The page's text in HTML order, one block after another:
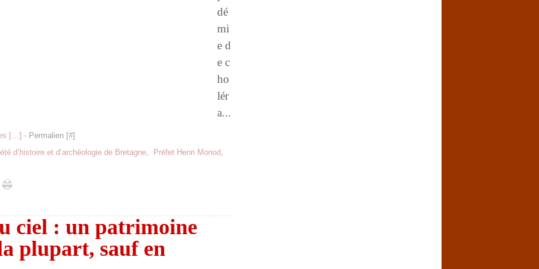
dé
mi
e d
e c
ho
lér
a...
[…] - Permalien [#]
d’histoire et d’archéologie de Bretagne, Préfet Henri Monod,
ciel : un patrimoine
plupart, sauf en